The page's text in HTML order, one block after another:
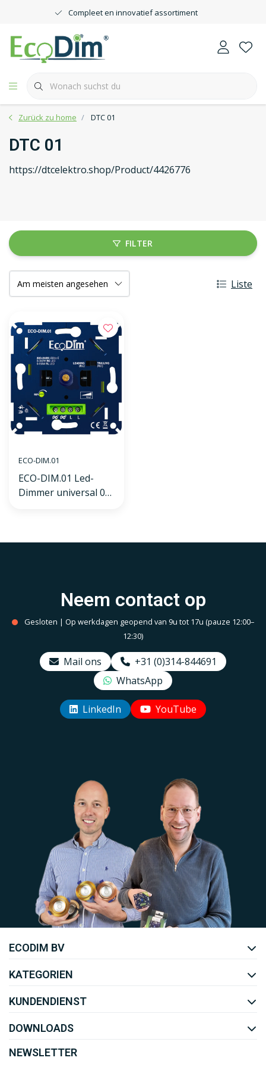
Compleet en innovatief assortiment
Zurück zu home DTC 01
DTC 01
https://dtcelektro.shop/Product/4426776
FILTER
Liste
ECO-DIM.01
ECO-DIM.01 Led-
Dimmer universal 0-
Neem contact op
Gesloten | Op werkdagen geopend van 9u tot 17u (pauze 12:00–
12:30)
Mail ons
+31 (0)314-844691
WhatsApp
LinkedIn YouTube
Uw EcoDim team
ECODIM BV
KATEGORIEN
KUNDENDIENST
DOWNLOADS
NEWSLETTER